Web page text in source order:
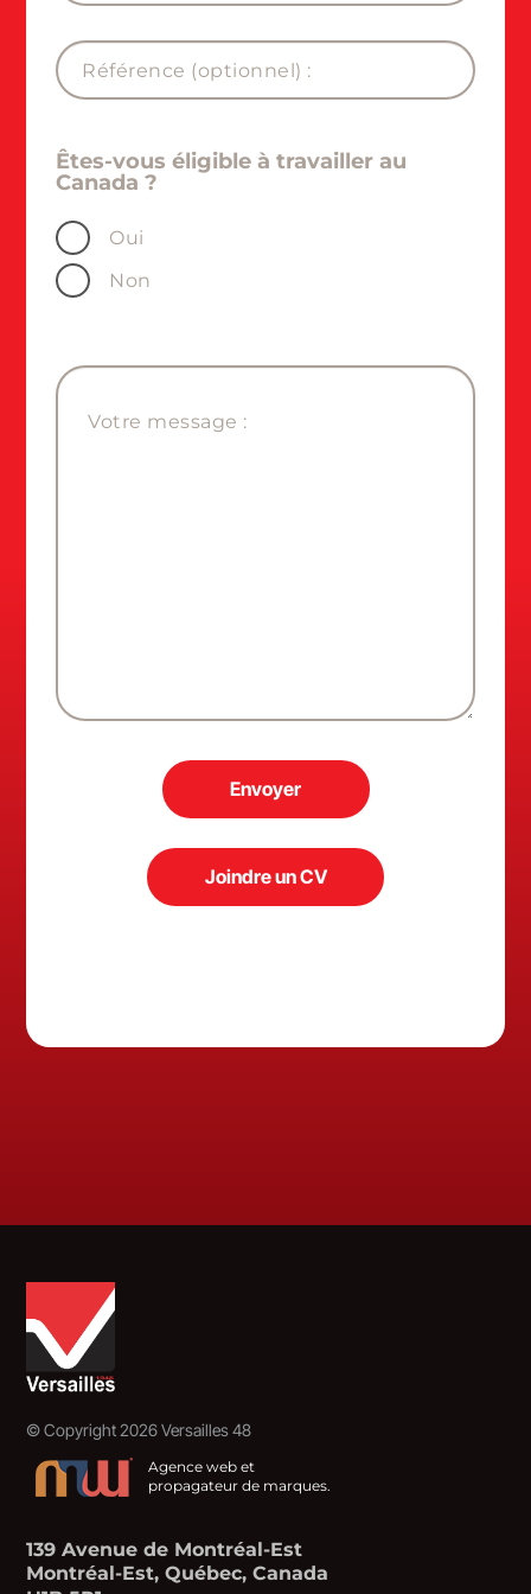
Êtes-vous éligible à travailler au
Canada ?
Oui
Non
Joindre un CV
Envoyer
©Copyright 2026 Versailles 48
Agence web et
propagateur de marques.
139 Avenue de Montréal-Est
Montréal-Est, Québec, Canada